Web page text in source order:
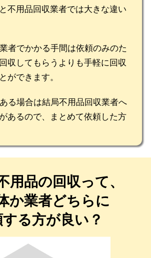
不用品回収業者では大きな違い
者でかかる手間は依頼のみのた
収してもらうよりも手軽に回収
ができます。
る場合は結局不用品回収業者へ
あるので、まとめて依頼した方
用品の回収って、
か業者どちらに
る方が良い？